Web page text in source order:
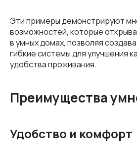
Эти примеры демонстрируют
возможностей, которые
в умных домах, позволяя
гибкие системы для улучшения
удобства проживания.
Преимущества
Удобство и комфорт